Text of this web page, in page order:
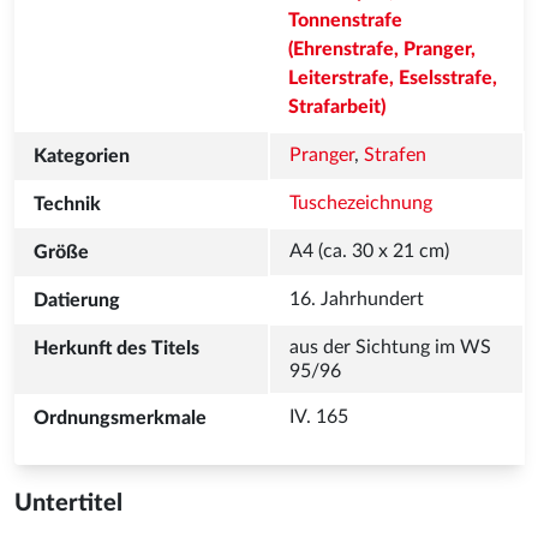
Tonnenstrafe
(Ehrenstrafe, Pranger,
Leiterstrafe, Eselsstrafe,
Strafarbeit)
Pranger, Strafen
Tuschezeichnung
aus der Sichtung im WS
IV. 165
Untertitel